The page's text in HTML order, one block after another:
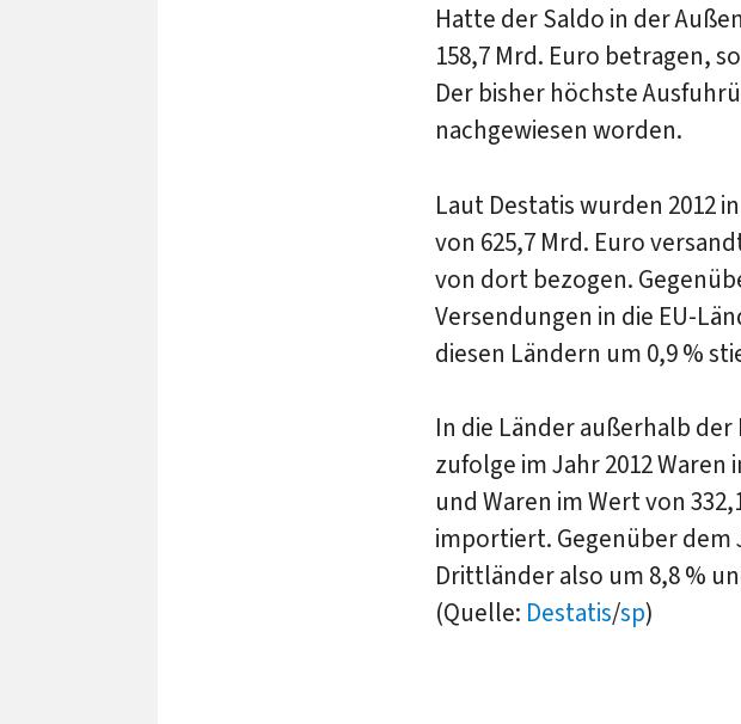
Hatte der Saldo in der
158,7 Mrd. Euro betragen,
Der bisher höchste
nachgewiesen worden.
Laut Destatis wurden 2012
von 625,7 Mrd. Euro
von dort bezogen.
Versendungen in die EU-
diesen Ländern um 0,9 %
In die Länder außerhalb
zufolge im Jahr 2012
und Waren im Wert von
importiert. Gegenüber dem
Drittländer also um 8,8 %
(Quelle: Destatis/sp)